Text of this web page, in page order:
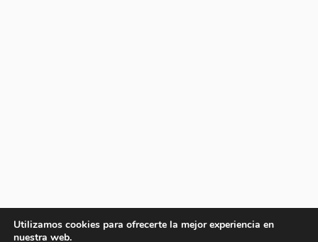
Utilizamos cookies para ofrecerte la mejor experiencia en
nuestra web.